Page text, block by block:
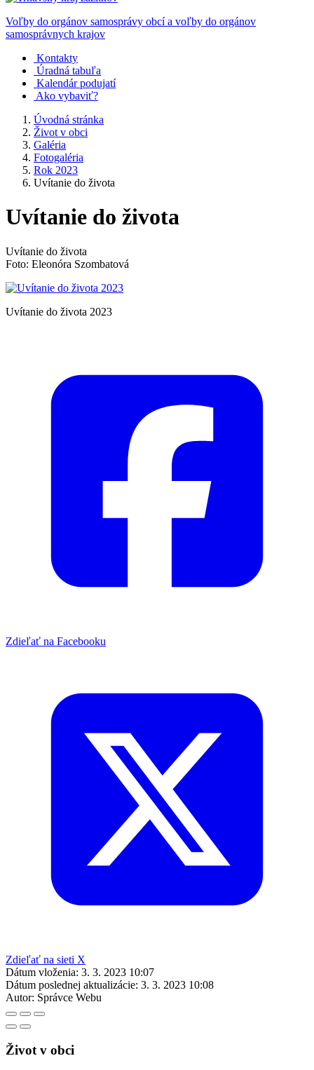
Voľby do orgánov samosprávy obcí a voľby do orgánov
samosprávnych krajov
Kontakty
Úradná tabuľa
Kalendár podujatí
Ako vybaviť?
Úvodná stránka
Život v obci
Galéria
Fotogaléria
Rok 2023
Uvítanie do života
Uvítanie do života
Uvítanie do života
Foto: Eleonóra Szombatová
Uvítanie do života 2023
Zdieľať na Facebooku
Zdieľať na sieti X
Dátum vloženia: 3. 3. 2023 10:07
Dátum poslednej aktualizácie: 3. 3. 2023 10:08
Autor: Správce Webu
Život v obci